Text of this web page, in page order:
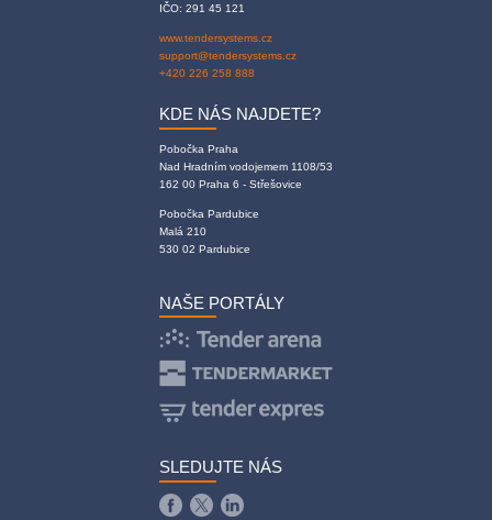
IČO: 291 45 121
www.tendersystems.cz
support@tendersystems.cz
+420 226 258 888
KDE NÁS NAJDETE?
Pobočka Praha
Nad Hradním vodojemem 1108/53
162 00 Praha 6 - Střešovice
Pobočka Pardubice
Malá 210
530 02 Pardubice
NAŠE PORTÁLY
SLEDUJTE NÁS